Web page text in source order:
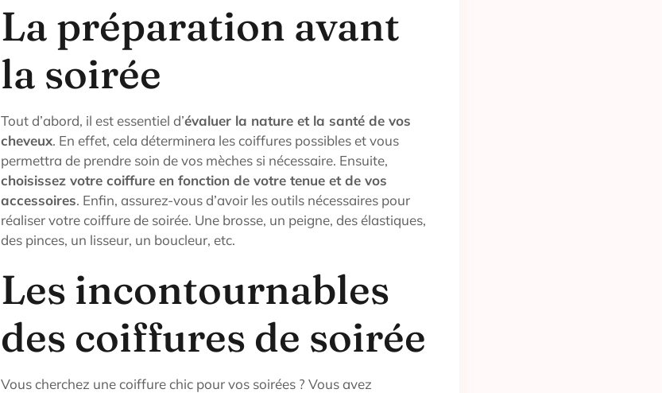
La préparation avant
la soirée
Tout d’abord, il est essentiel d’évaluer la nature et la santé de vos
cheveux. En effet, cela déterminera les coiffures possibles et vous
permettra de prendre soin de vos mèches si nécessaire. Ensuite,
choisissez votre coiffure en fonction de votre tenue et de vos
accessoires. Enfin, assurez-vous d’avoir les outils nécessaires pour
réaliser votre coiffure de soirée. Une brosse, un peigne, des élastiques,
des pinces, un lisseur, un boucleur, etc.
Les incontournables
des coiffures de soirée
Vous cherchez une coiffure chic pour vos soirées ? Vous avez